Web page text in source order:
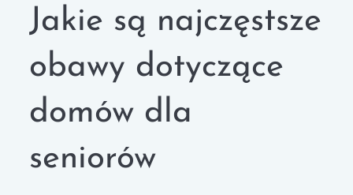
Jakie są najczęstsze
obawy dotyczące
domów dla
seniorów